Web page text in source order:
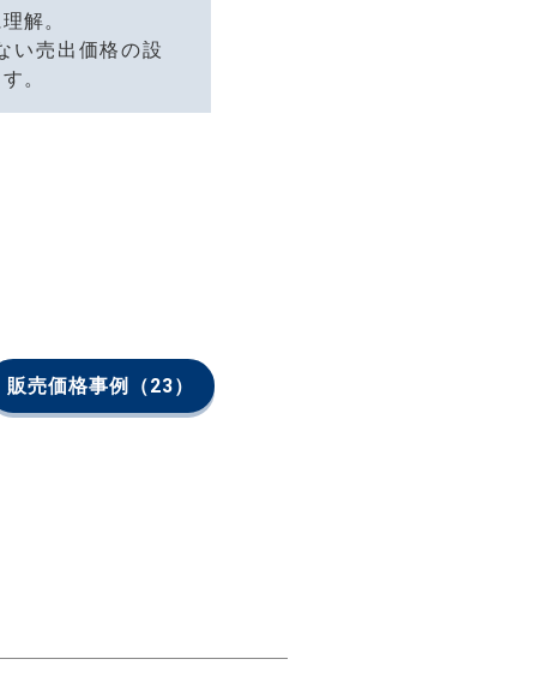
解。
い売出価格の設
。
販売価格事例 （23）